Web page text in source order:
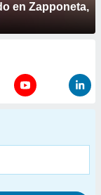
en Zapponeta,